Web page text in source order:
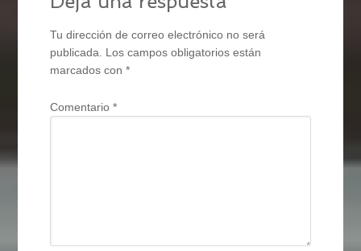
Tu dirección de correo electrónico no será
publicada. Los campos obligatorios están
marcados con*
Comentario*